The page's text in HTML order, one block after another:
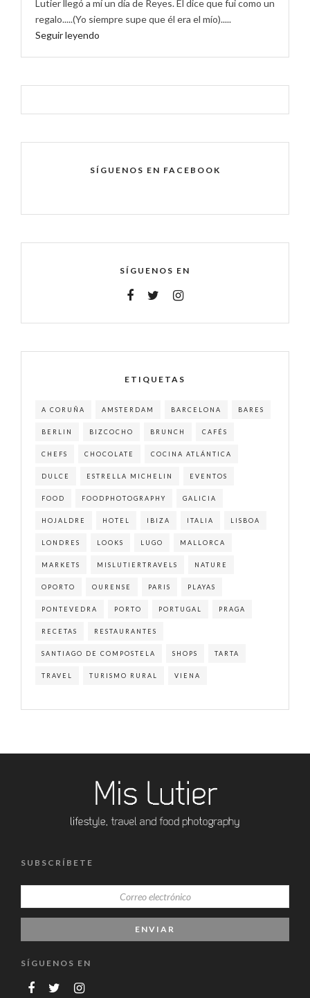
Lutier llegó a mí un día de Reyes. Él dice que fui como un
regalo.....(Yo siempre supe que él era el mío).....
Seguir leyendo
SÍGUENOS EN FACEBOOK
SÍGUENOS EN
ETIQUETAS
A CORUÑA AMSTERDAM BARCELONA BARES
BERLIN BIZCOCHO BRUNCH CAFÉS
CHEFS CHOCOLATE COCINA ATLÁNTICA
DULCE ESTRELLA MICHELIN EVENTOS
FOOD FOODPHOTOGRAPHY GALICIA
HOJALDRE HOTEL IBIZA ITALIA LISBOA
LONDRES LOOKS LUGO MALLORCA
MARKETS MISLUTIERTRAVELS NATURE
OPORTO OURENSE PARIS PLAYAS
PONTEVEDRA PORTO PORTUGAL PRAGA
RECETAS RESTAURANTES
SANTIAGO DE COMPOSTELA SHOPS TARTA
TRAVEL TURISMO RURAL VIENA
SUBSCRÍBETE
SÍGUENOS EN